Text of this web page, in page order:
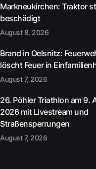
Markneukirchen: Traktor
beschädigt
August 8, 2026
Brand in Oelsnitz:
löscht Feuer in
August 7, 2026
26. Pöhler Triathlon am 9.
2026 mit Livestream und
Straßensperrungen
August 7, 2026